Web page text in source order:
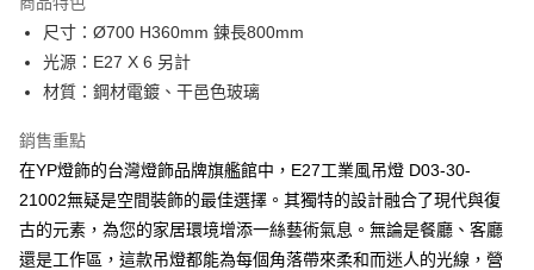
街口支付
悠遊付
全盈+PAY
AFTEE先享後付
相關說明
【關於「AFTEE先享後付」】
尺寸：Ø700 H360mm 鍊長800mm
光源：E27 X 6 另計
材質：鋼材電鍍、干邑色玻璃
銷售重點
在YP燈飾的台灣燈飾品牌旗艦館中，E27工業風吊燈 D03-30-
21002無疑是空間裝飾的最佳選擇。其獨特的設計融合了現代與復
古的元素，為您的家居環境增添一絲藝術氣息。無論是餐廳、客廳
還是工作區，這款吊燈都能為每個角落帶來柔和而迷人的光線，營